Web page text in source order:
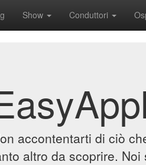
Show Conduttori
accontentarti di ciò
altro da scoprire.